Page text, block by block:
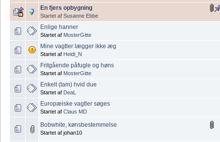
En fjers opbygning
Startet af Susanne Ebbe
Enlige hanner
Startet af MosterGitte
Mine vagtler lægger ikke æg
Startet af Heidi_N
Fritgående påfugle og høns
Startet af MosterGitte
Enkelt (tam) hvid due
Startet af DeaL
Europæiske vagtler søges
Startet af Claus MD
Bobwhite, kønsbestemmelse
Startet af johan10